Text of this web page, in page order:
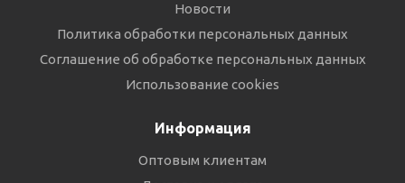
Новости
Политика обработки персональных данных
Соглашение об обработке персональных данных
Использование cookies
Информация
Оптовым клиентам